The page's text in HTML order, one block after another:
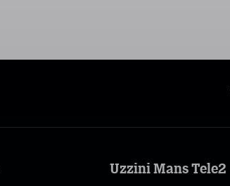
Uzzini Mans Tele2